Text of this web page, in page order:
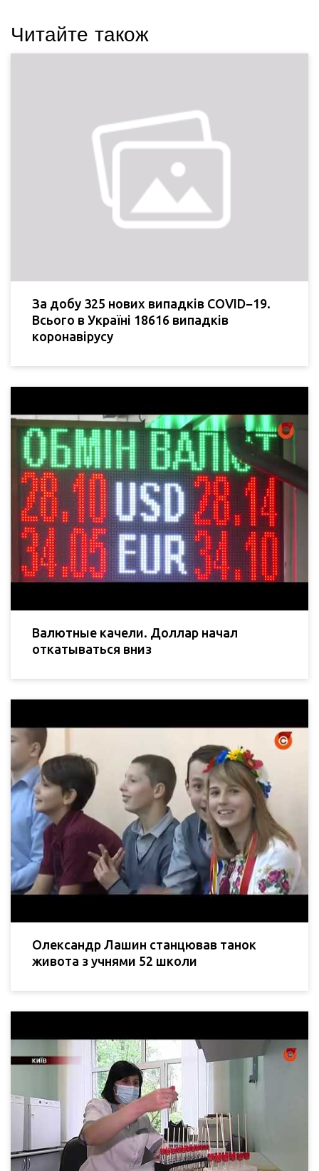
Читайте також
За добу 325 нових випадків COVID−19.
Всього в Україні 18616 випадків
коронавірусу
Валютные качели. Доллар начал
откатываться вниз
Олександр Лашин станцював танок
живота з учнями 52 школи